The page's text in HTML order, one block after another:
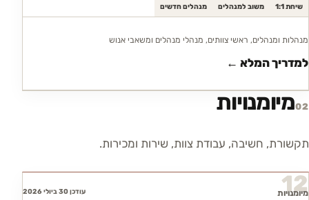
שיחת 1:1 משוב למנהלים מנהלים חדשים
מנהלות ומנהלים, ראשי צוותים, מנהלי מנהלים ומשאבי אנוש
למדריך המלא ←
02מיומנויות
תקשורת, חשיבה, עבודת צוות, שירות ומכירות.
מיומנויות עודכן 30 ביולי 2026 12